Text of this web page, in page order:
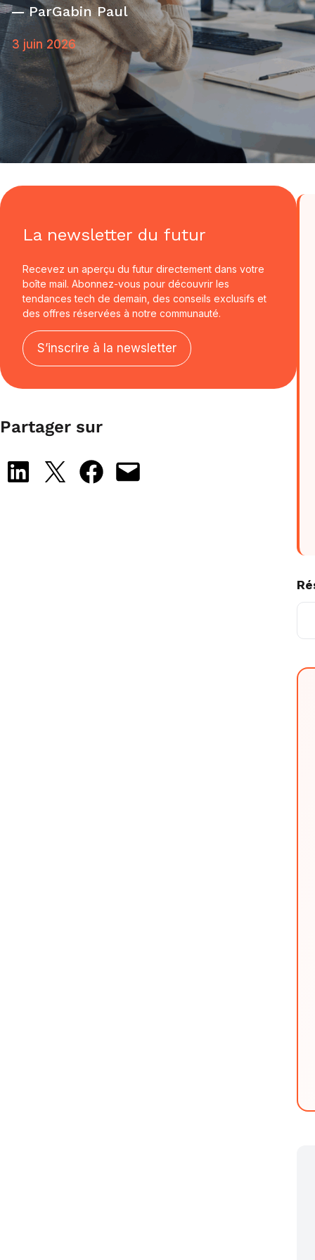
ParGabin Paul
3 juin 2026
La newsletter du futur
Recevez un aperçu du futur directement dans votre
boîte mail. Abonnez-vous pour découvrir les
tendances tech de demain, des conseils exclusifs et
des offres réservées à notre communauté.
S’inscrire à la newsletter
Partager sur
Share on LinkedIn
Share on X Share on Facebook
Email this Page